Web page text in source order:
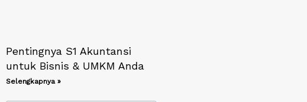
Pentingnya S1 Akuntansi
untuk Bisnis & UMKM Anda
Selengkapnya »